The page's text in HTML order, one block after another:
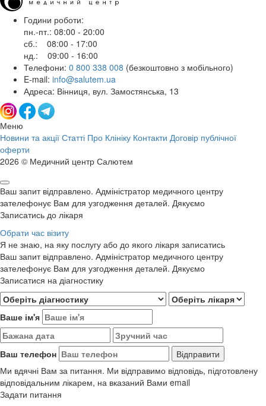
Години роботи:
пн.-пт.: 08:00 - 20:00
сб.: 08:00 - 17:00
нд.: 09:00 - 16:00
Телефони: 0 800 338 008 (безкоштовно з мобільного)
E-mail: info@salutem.ua
Адреса: Вінниця, вул. Замостянська, 13
Меню
Новини та акції Статті Про Клініку Контакти Договір публічної
оферти
2026 © Медичний центр Салютем
Ваш запит відправлено. Адміністратор медичного центру
зателефонує Вам для узгодження деталей. Дякуємо
Записатись до лікаря
Обрати час візиту
Я не знаю, на яку послугу або до якого лікаря записатись
Ваш запит відправлено. Адміністратор медичного центру
зателефонує Вам для узгодження деталей. Дякуємо
Записатися на діагностику
Ваше ім'я
Ваш телефон
Ми вдячні Вам за питання. Ми відправимо відповідь, підготовлену
відповідальним лікарем, на вказаний Вами email
Задати питання